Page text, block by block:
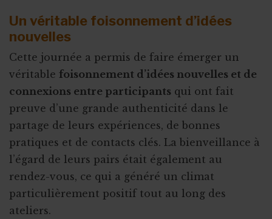
Un véritable foisonnement d’idées
nouvelles
Cette journée a permis de faire émerger un
véritable foisonnement d’idées nouvelles et de
connexions entre participants qui ont fait
preuve d’une grande authenticité dans le
partage de leurs expériences, de bonnes
pratiques et de contacts clés. La bienveillance à
l’égard de leurs pairs était également au
rendez-vous, ce qui a généré un climat
particulièrement positif tout au long des
ateliers.